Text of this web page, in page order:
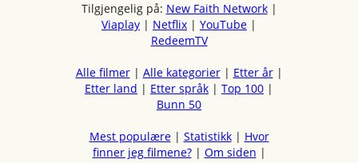
Tilgjengelig på: New Faith Network|
Viaplay | Netflix | YouTube |
RedeemTV
Alle filmer| Alle kategorier| Etter år|
Etter land | Etter språk | Top 100 |
Bunn 50
Mest populære| Statistikk| Hvor
finner jeg filmene?| Om siden |